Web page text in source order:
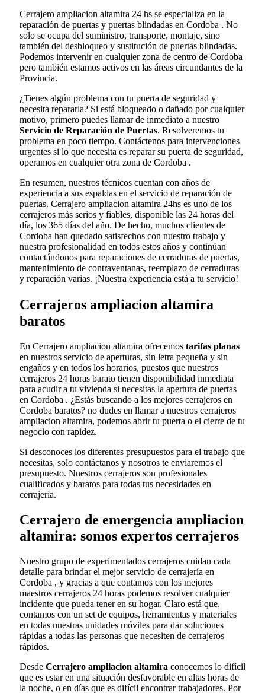
Cerrajero ampliacion altamira 24 hs se especializa en la
reparación de puertas y puertas blindadas en Cordoba . No
solo se ocupa del suministro, transporte, montaje, sino
también del desbloqueo y sustitución de puertas blindadas.
Podemos intervenir en cualquier zona de centro de Cordoba
pero también estamos activos en las áreas circundantes de la
Provincia.
¿Tienes algún problema con tu puerta de seguridad y
necesita repararla? Si está bloqueado o dañado por cualquier
motivo, primero puedes llamar de inmediato a nuestro
Servicio de Reparación de Puertas. Resolveremos tu
problema en poco tiempo. Contáctenos para intervenciones
urgentes si lo que necesita es reparar su puerta de seguridad,
operamos en cualquier otra zona de Cordoba .
En resumen, nuestros técnicos cuentan con años de
experiencia a sus espaldas en el servicio de reparación de
puertas. Cerrajero ampliacion altamira 24hs es uno de los
cerrajeros más serios y fiables, disponible las 24 horas del
día, los 365 días del año. De hecho, muchos clientes de
Cordoba han quedado satisfechos con nuestro trabajo y
nuestra profesionalidad en todos estos años y continúan
contactándonos para reparaciones de cerraduras de puertas,
mantenimiento de contraventanas, reemplazo de cerraduras
y reparación varias. ¡Nuestra experiencia está a tu servicio!
Cerrajeros ampliacion altamira
baratos
En Cerrajero ampliacion altamira ofrecemos tarifas planas
en nuestros servicio de aperturas, sin letra pequeña y sin
engaños y en todos los horarios, puestos que nuestros
cerrajeros 24 horas barato tienen disponibilidad inmediata
para acudir a tu vivienda si necesitas la apertura de puertas
en Cordoba . ¿Estás buscando a los mejores cerrajeros en
Cordoba baratos? no dudes en llamar a nuestros cerrajeros
ampliacion altamira, podemos abrir tu puerta o el cierre de tu
negocio con rapidez.
Si desconoces los diferentes presupuestos para el trabajo que
necesitas, solo contáctanos y nosotros te enviaremos el
presupuesto. Nuestros cerrajeros son profesionales
cualificados y baratos para todas tus necesidades en
cerrajería.
Cerrajero de emergencia ampliacion
altamira: somos expertos cerrajeros
Nuestro grupo de experimentados cerrajeros cuidan cada
detalle para brindar el mejor servicio de cerrajería en
Cordoba , y gracias a que contamos con los mejores
maestros cerrajeros 24 horas podemos resolver cualquier
incidente que pueda tener en su hogar. Claro está que,
contamos con un set de equipos, herramientas y materiales
en todas nuestras unidades móviles para dar soluciones
rápidas a todas las personas que necesiten de cerrajeros
rápidos.
Desde Cerrajero ampliacion altamira conocemos lo difícil
que es estar en una situación desfavorable en altas horas de
la noche, o en días que es difícil encontrar trabajadores. Por